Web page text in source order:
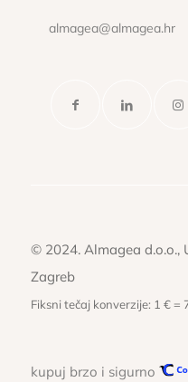
almagea@almagea.hr
© 2024. Almagea d.o.o.,
Zagreb
Fiksni tečaj konverzije: 1 € =
kupuj brzo i sigurno